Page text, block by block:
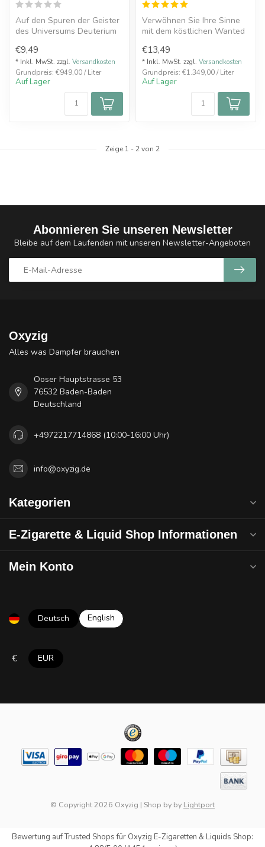
Auf den Spuren der Geister
des Universums Deuterium
€9,49
* Inkl. MwSt. zzgl. Versandkosten
Grundpreis: €949,00 / Liter
Auf Lager
Verwöhnen Sie Ihre Sinne
mit dem köstlichen Wanted
'Apf...
€13,49
* Inkl. MwSt. zzgl. Versandkosten
Grundpreis: €1.349,00 / Liter
Auf Lager
Zeige 1 - 2von 2
Abonnieren Sie unseren Newsletter
Bleibe auf dem Laufenden mit unseren Newsletter-Angeboten
Oxyzig
Alles was Dampfer brauchen
Ooser Hauptstrasse 53
76532 Baden-Baden
Deutschland
+4972217714868 (10:00-16:00 Uhr)
info@oxyzig.de
Kategorien
E-Zigarette & Liquid Shop Informationen
Mein Konto
Deutsch English
€ EUR
© Copyright 2026 Oxyzig | Shop by by Lightport
Bewertung aufTrusted Shopsfür Oxyzig E-Zigaretten & Liquids Shop: